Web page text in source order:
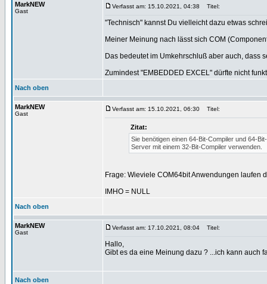
MarkNEW
Gast
Verfasst am: 15.10.2021, 04:38 Titel:
"Technisch" kannst Du vielleicht dazu etwas
Meiner Meinung nach lässt sich COM
Das bedeutet im Umkehrschluß aber auch, dass
Zumindest "EMBEDDED EXCEL" dürfte nicht
Nach oben
MarkNEW
Gast
Verfasst am: 15.10.2021, 06:30 Titel:
Zitat:
Sie benötigen einen 64-Bit-Compiler und 64-
Server mit einem 32-Bit-Compiler verwenden.
Frage: Wieviele COM64bit Anwendungen laufen
IMHO = NULL
Nach oben
MarkNEW
Gast
Verfasst am: 17.10.2021, 08:04 Titel:
Hallo,
Gibt es da eine Meinung dazu ? ...ich kann auch
Nach oben